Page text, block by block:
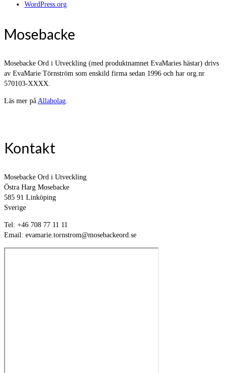
WordPress.org
Mosebacke
Mosebacke Ord i Utveckling (med produktnamnet EvaMaries hästar) drivs
av EvaMarie Törnström som enskild firma sedan 1996 och har org.nr
570103-XXXX.
Läs mer på Allabolag.
Kontakt
Mosebacke Ord i Utveckling
Östra Harg Mosebacke
585 91 Linköping
Sverige
Tel: +46 708 77 11 11
Email: evamarie.tornstrom@mosebackeord.se